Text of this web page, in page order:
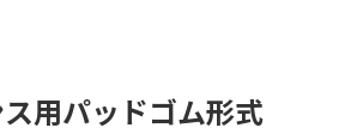
用パッドゴム形式